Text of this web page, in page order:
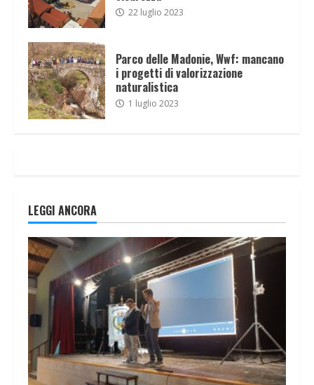
22 luglio 2023
Parco delle Madonie, Wwf: mancano
i progetti di valorizzazione
naturalistica
1 luglio 2023
LEGGI ANCORA